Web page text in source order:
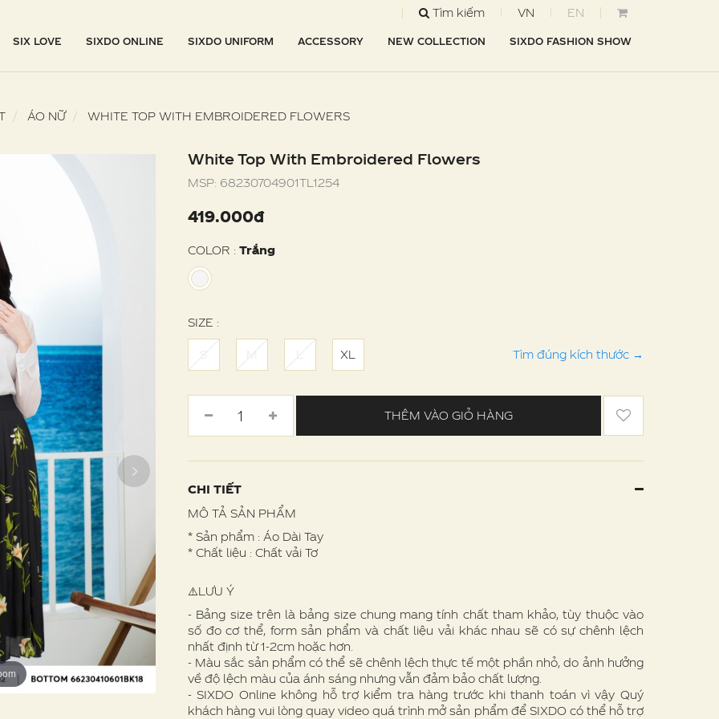
Tìm kiếm VN EN
SIX LOVE SIXDO ONLINE SIXDO UNIFORM ACCESSORY NEW COLLECTION SIXDO FASHION SHOW
ÁO NỮ WHITE TOP WITH EMBROIDERED FLOWERS
White Top With Embroidered Flowers
MSP: 68230704901TL1254
419.000đ
COLOR : Trắng
SIZE :
S M L XL Tìm đúng kích thước →
THÊM VÀO GIỎ HÀNG
CHI TIẾT
MÔ TẢ SẢN PHẨM
* Sản phẩm : Áo Dài Tay
* Chất liệu : Chất vải Tơ
⚠️LƯU Ý
- Bảng size trên là bảng size chung mang tính chất tham khảo, tùy thuộc vào
số đo cơ thể, form sản phẩm và chất liệu vải khác nhau sẽ có sự chênh lệch
nhất định từ 1-2cm hoặc hơn.
- Màu sắc sản phẩm có thể sẽ chênh lệch thực tế một phần nhỏ, do ảnh hưởng
về độ lệch màu của ánh sáng nhưng vẫn đảm bảo chất lượng.
- SIXDO Online không hỗ trợ kiểm tra hàng trước khi thanh toán vì vậy Quý
khách hàng vui lòng quay video quá trình mở sản phẩm để SIXDO có thể hỗ trợ